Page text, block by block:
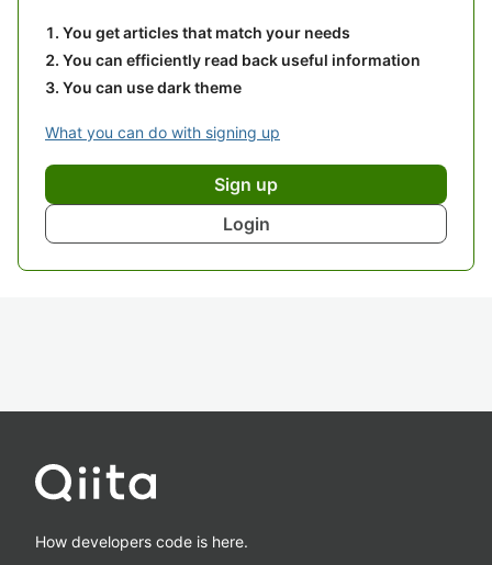
You get articles that match your needs
You can efficiently read back useful information
You can use dark theme
What you can do with signing up
Sign up
Login
How developers code is here.